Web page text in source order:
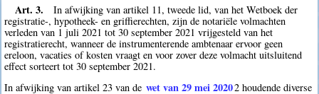
Art. 3.
In afwijking van artikel 11, tweede lid, van het Wetboek der
registratie-, hypotheek- en griffierechten, zijn de notariële volmachten
verleden van 1 juli 2021 tot 30 september 2021 vrijgesteld van het
registratierecht, wanneer de instrumenterende ambtenaar ervoor geen
ereloon, vacaties of kosten vraagt en voor zover deze volmacht uitsluitend
effect sorteert tot 30 september 2021.
In afwijking van artikel 23 van de wet van 29 mei 20202 houdende diverse